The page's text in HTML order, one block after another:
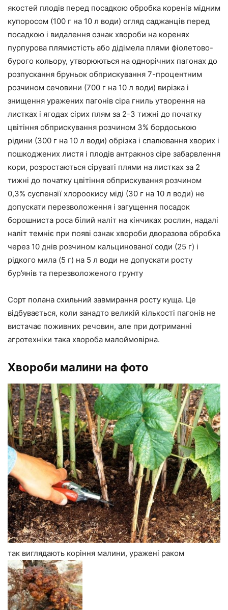
якостей плодів перед посадкою обробка коренів мідним
купоросом (100 г на 10 л води) огляд саджанців перед
посадкою і видалення ознак хвороби на коренях
пурпурова плямистість або дідімела плями фіолетово-
бурого кольору, утворюються на однорічних пагонах до
розпускання бруньок обприскування 7-процентним
розчином сечовини (700 г на 10 л води) вирізка і
знищення уражених пагонів сіра гниль утворення на
листках і ягодах сірих плям за 2-3 тижні до початку
цвітіння обприскування розчином 3% бордоською
рідини (300 г на 10 л води) обрізка і спалювання хворих і
пошкоджених листя і плодів антракноз сіре забарвлення
кори, розростаються сіруваті плями на листках за 2
тижні до початку цвітіння обприскування розчином
0,3% суспензії хлороокису міді (30 г на 10 л води) не
допускати перезволоження і загущення посадок
борошниста роса білий наліт на кінчиках рослин, надалі
наліт темніє при появі ознак хвороби дворазова обробка
через 10 днів розчином кальцинованої соди (25 г) і
рідкого мила (5 г) на 5 л води не допускати росту
бур’янів та перезволоженого грунту
Сорт полана схильний завмирання росту куща. Це
відбувається, коли занадто великій кількості пагонів не
вистачає поживних речовин, але при дотриманні
агротехніки така хвороба малоймовірна.
Хвороби малини на фото
так виглядають коріння малини, уражені раком